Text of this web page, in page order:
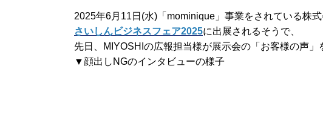
2025年6月11日(水)「mominique」事業をされている株
さいしんビジネスフェア2025に出展されるそうで、
先日、MIYOSHIの広報担当様が展示会の「お客様の声」
▼顔出しNGのインタビューの様子